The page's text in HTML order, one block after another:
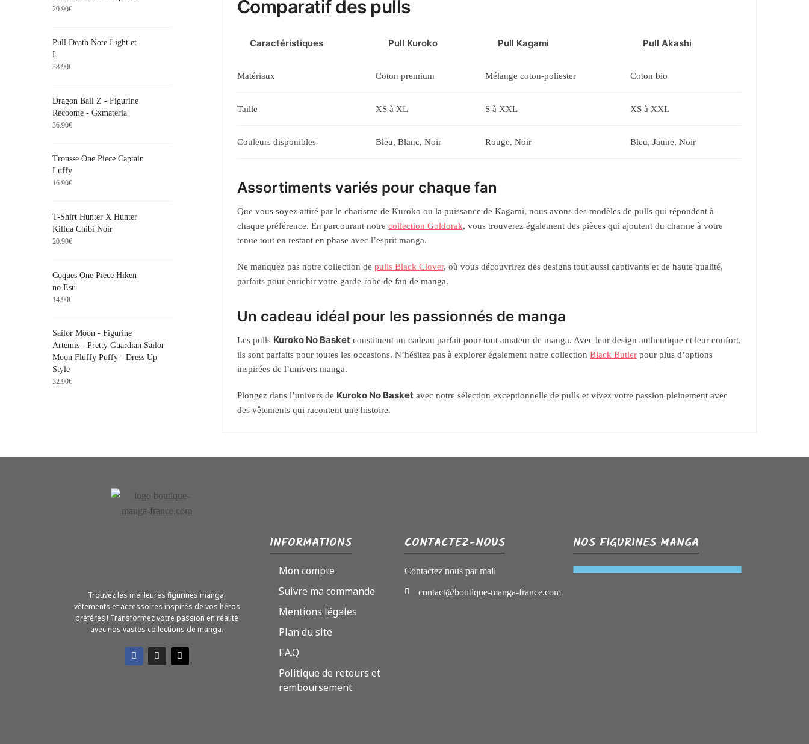
Comparatif des pulls
Caractéristiques Pull Kuroko Pull Kagami Pull Akashi
Matériaux Coton premium Mélange coton-poliester Coton bio
Taille XS à XL S à XXL XS à XXL
Couleurs disponibles Bleu, Blanc, Noir Rouge, Noir Bleu, Jaune, Noir
Assortiments variés pour chaque fan
Que vous soyez attiré par le charisme de Kuroko ou la puissance de Kagami, nous avons des modèles de pulls qui répondent à
chaque préférence. En parcourant notre collection Goldorak, vous trouverez également des pièces qui ajoutent du charme à votre
tenue tout en restant en phase avec l’esprit manga.
Ne manquez pas notre collection de pulls Black Clover, où vous découvrirez des designs tout aussi captivants et de haute qualité,
parfaits pour enrichir votre garde-robe de fan de manga.
Un cadeau idéal pour les passionnés de manga
Les pulls Kuroko No Basketconstituent un cadeau parfait pour tout amateur de manga. Avec leur design authentique et leur confort,
ils sont parfaits pour toutes les occasions. N’hésitez pas à explorer également notre collection Black Butlerpour plus d’options
inspirées de l’univers manga.
Plongez dans l’univers de Kuroko No Basketavec notre sélection exceptionnelle de pulls et vivez votre passion pleinement avec
des vêtements qui racontent une histoire.
20.90€
Pull Death Note Light et
L
38.90€
Dragon Ball Z - Figurine
Recoome - Gxmateria
36.90€
Trousse One Piece Captain
Luffy
16.90€
T-Shirt Hunter X Hunter
Killua Chibi Noir
20.90€
Coques One Piece Hiken
no Esu
14.90€
Sailor Moon - Figurine
Artemis - Pretty Guardian Sailor
Moon Fluffy Puffy - Dress Up
Style
32.90€
Trouvez les meilleures figurines manga,
vêtements et accessoires inspirés de vos héros
préférés ! Transformez votre passion en réalité
avec nos vastes collections de manga.
INFORMATIONS
Mon compte
Suivre ma commande
Mentions légales
Plan du site
F.A.Q
Politique de retours et
remboursement
CONTACTEZ-NOUS
Contactez nous par mail
contact@boutique-manga-france.com
NOS FIGURINES MANGA